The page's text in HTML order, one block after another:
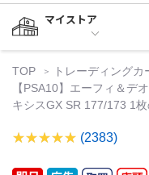
マイストア
TOP トレーディングカ
【PSA10】エーフィ＆デ
キシスGX SR 177/173 1
(2383)